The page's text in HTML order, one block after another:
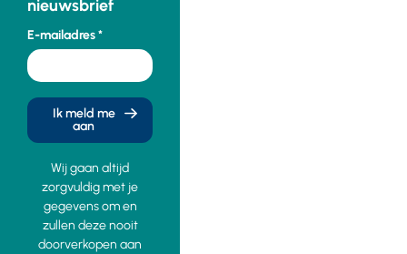
nieuwsbrief
E-mailadres
Ik meld me
aan
Wij gaan altijd
zorgvuldig met je
gegevens om en
zullen deze nooit
doorverkopen aan